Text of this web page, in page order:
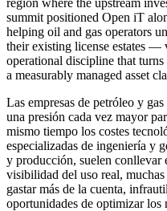
summit positioned Open iT
helping oil and gas operators
their existing license estates
operational discipline that
a measurably managed asset
Las empresas de petróleo y
una presión cada vez mayor
mismo tiempo los costes
especializadas de ingeniería y
y producción, suelen conllevar
visibilidad del uso real,
gastar más de la cuenta,
oportunidades de optimizar los